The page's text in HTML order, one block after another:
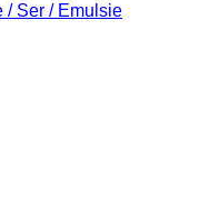
/ Ser / Emulsie